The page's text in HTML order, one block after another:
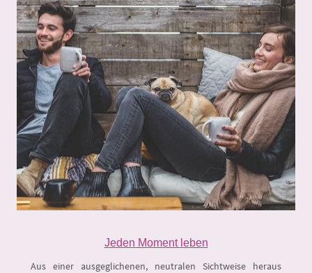
Jeden Moment leben
Aus einer ausgeglichenen, neutralen Sichtweise heraus